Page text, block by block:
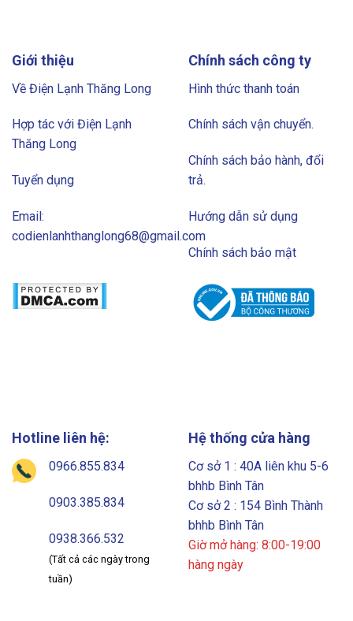
Giới thiệu
Về Điện Lạnh Thăng Long
Hợp tác với Điện Lạnh
Thăng Long
Tuyển dụng
Email:
codienlanhthanglong68@gmail.com
Chính sách công ty
Hình thức thanh toán
Chính sách vận chuyển.
Chính sách bảo hành, đổi
trả.
Hướng dẫn sử dụng
Chính sách bảo mật
Hotline liên hệ:
0966.855.834
0903.385.834
0938.366.532
(Tất cả các ngày trong
tuần)
Hệ thống cửa hàng
Cơ sở 1 : 40A liên khu 5-6
bhhb Bình Tân
Cơ sở 2 : 154 Bình Thành
bhhb Bình Tân
Giờ mở hàng: 8:00-19:00
hàng ngày